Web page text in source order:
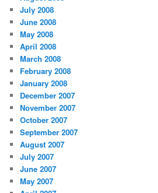
July 2008
June 2008
May 2008
April 2008
March 2008
February 2008
January 2008
December 2007
November 2007
October 2007
September 2007
August 2007
July 2007
June 2007
May 2007